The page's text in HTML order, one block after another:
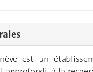
est un